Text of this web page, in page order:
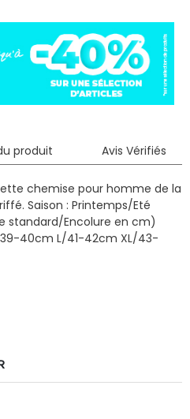
produit Avis Vérifiés
chemise pour homme de la
Saison : Printemps/Eté
standard/Encolure en cm)
40cm L/41-42cm XL/43-